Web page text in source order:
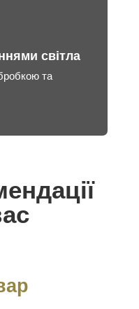
світла
та